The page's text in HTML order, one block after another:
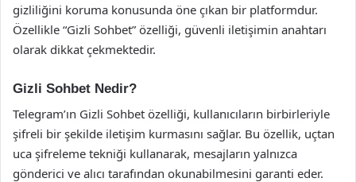
gizliliğini koruma konusunda öne çıkan bir platformdur.
Özellikle “Gizli Sohbet” özelliği, güvenli iletişimin anahtarı
olarak dikkat çekmektedir.
Gizli Sohbet Nedir?
Telegram’ın Gizli Sohbet özelliği, kullanıcıların birbirleriyle
şifreli bir şekilde iletişim kurmasını sağlar. Bu özellik, uçtan
uca şifreleme tekniği kullanarak, mesajların yalnızca
gönderici ve alıcı tarafından okunabilmesini garanti eder.